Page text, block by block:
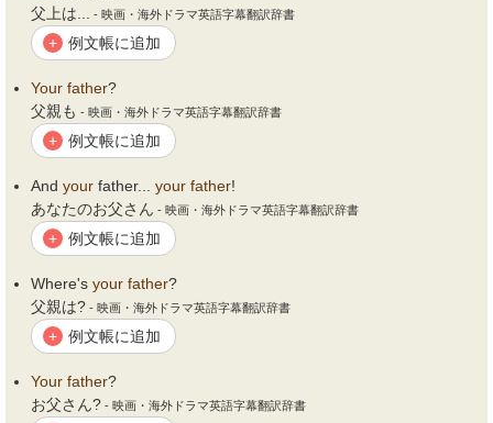
父上は...
- 映画・海外ドラマ英語字幕翻訳辞書
+ 例文帳に追加
Your father?
父親も - 映画・海外ドラマ英語字幕翻訳辞書
+ 例文帳に追加
And your father... your father!
あなたのお父さん - 映画・海外ドラマ英語字幕翻訳辞書
+ 例文帳に追加
Where's your father?
父親は? - 映画・海外ドラマ英語字幕翻訳辞書
+ 例文帳に追加
Your father?
お父さん? - 映画・海外ドラマ英語字幕翻訳辞書